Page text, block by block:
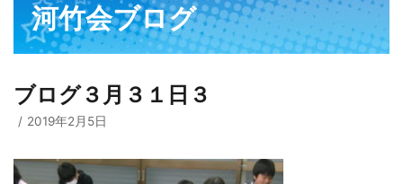
プ□ お知らせ
河竹会について
□ 河竹会について
□ 小学部
実 績
河竹会ブログ
ブログ３月３１日３
2019年2月5日